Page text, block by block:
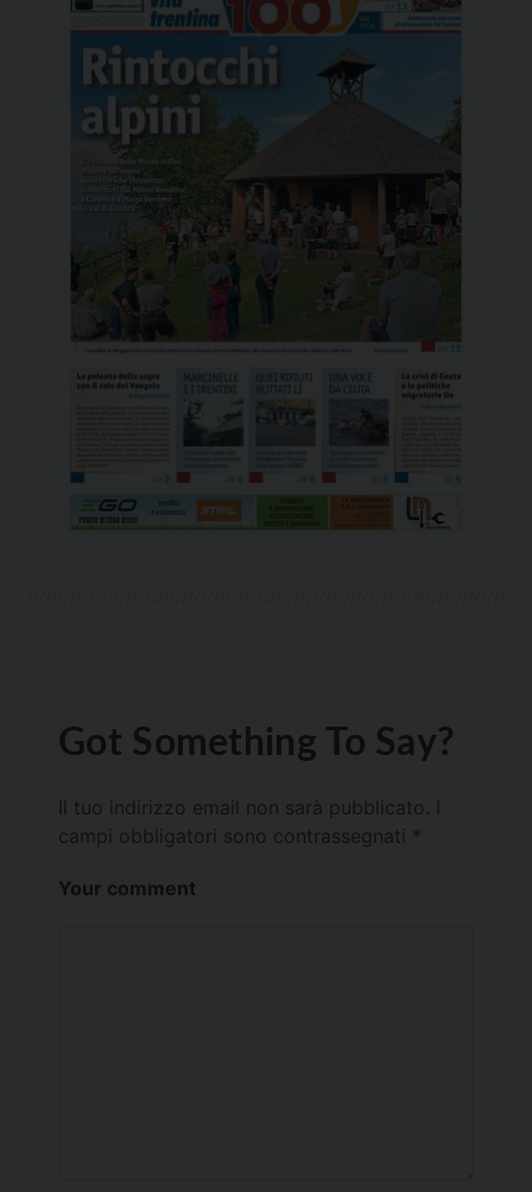
Got Something To Say?
Il tuo indirizzo email non sarà pubblicato.
campi obbligatori sono contrassegnati *
Your comment